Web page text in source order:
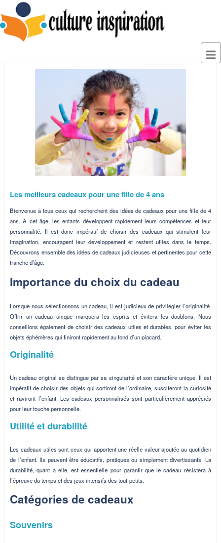
Les meilleurs cadeaux pour une fille de 4 ans
Bienvenue à tous ceux qui recherchent des idées de cadeaux pour une fille de 4
ans. À cet âge, les enfants développent rapidement leurs compétences et leur
personnalité. Il est donc impératif de choisir des cadeaux qui stimulent leur
imagination, encouragent leur développement et restent utiles dans le temps.
Découvrons ensemble des idées de cadeaux judicieuses et pertinentes pour cette
tranche d’âge.
Importance du choix du cadeau
Lorsque nous sélectionnons un cadeau, il est judicieux de privilégier l’originalité.
Offrir un cadeau unique marquera les esprits et évitera les doublons. Nous
conseillons également de choisir des cadeaux utiles et durables, pour éviter les
objets éphémères qui finiront rapidement au fond d’un placard.
Originalité
Un cadeau original se distingue par sa singularité et son caractère unique. Il est
impératif de choisir des objets qui sortiront de l’ordinaire, susciteront la curiosité
et raviront l’enfant. Les cadeaux personnalisés sont particulièrement appréciés
pour leur touche personnelle.
Utilité et durabilité
Les cadeaux utiles sont ceux qui apportent une réelle valeur ajoutée au quotidien
de l’enfant. Ils peuvent être éducatifs, pratiques ou simplement divertissants. La
durabilité, quant à elle, est essentielle pour garantir que le cadeau résistera à
l’épreuve du temps et des jeux intensifs des tout-petits.
Catégories de cadeaux
Souvenirs